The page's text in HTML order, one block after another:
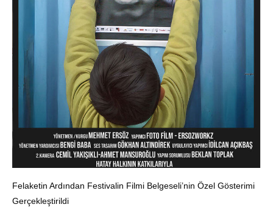
Felaketin Ardından Festivalin Filmi Belgeseli’nin Özel Gösterimi
Gerçekleştirildi